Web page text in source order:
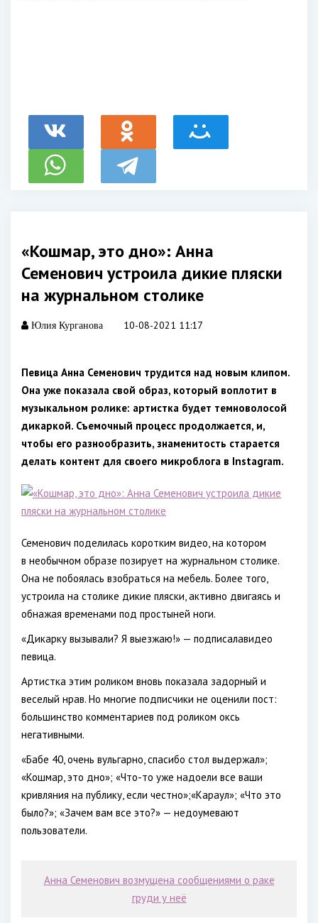
«Кошмар, это дно»: Анна
Семенович устроила дикие пляски
на журнальном столике
Юлия Курганова 10-08-2021 11:17
Певица Анна Семенович трудится над новым клипом.
Она уже показала свой образ, который воплотит в
музыкальном ролике: артистка будет темноволосой
дикаркой. Съемочный процесс продолжается, и,
чтобы его разнообразить, знаменитость старается
делать контент для своего микроблога в Instagram.
Семенович поделилась коротким видео, на котором
в необычном образе позирует на журнальном столике.
Она не побоялась взобраться на мебель. Более того,
устроила на столике дикие пляски, активно двигаясь и
обнажая временами под простыней ноги.
«Дикарку вызывали? Я выезжаю!» — подписалавидео
певица.
Артистка этим роликом вновь показала задорный и
веселый нрав. Но многие подписчики не оценили пост:
большинство комментариев под роликом оксь
негативными.
«Бабе 40, очень вульгарно, спасибо стол выдержал»;
«Кошмар, это дно»; «Что-то уже надоели все ваши
кривляния на публику, если честно»;«Караул»; «Что это
было?»; «Зачем вам все это?» — недоумевают
пользователи.
Анна Семенович возмущена сообщениями о раке
груди у неё